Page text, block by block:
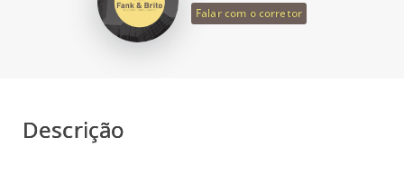
Falar com o corretor
Descrição